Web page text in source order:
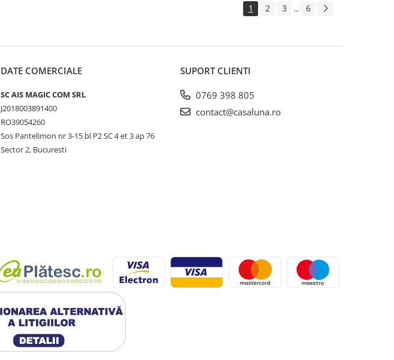
1 2 3 ... 6
DATE COMERCIALE
SC AIS MAGIC COM SRL
J2018003891400
RO39054260
Sos Pantelimon nr 3-15 bl P2 SC 4 et 3 ap 76
Sector 2, Bucuresti
SUPORT CLIENTI
0769 398 805
contact@casaluna.ro